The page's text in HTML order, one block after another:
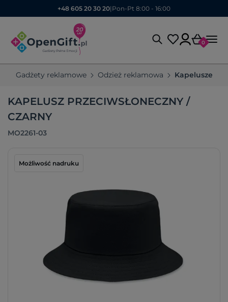
+48 605 20 30 20| Pon-Pt 8:00 - 16:00
0
Gadżety reklamowe Odzież reklamowa Kapelusze
KAPELUSZ PRZECIWSŁONECZNY /
CZARNY
MO2261-03
Możliwość nadruku